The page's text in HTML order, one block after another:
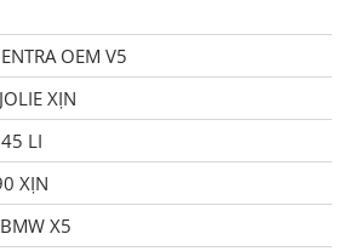
OEM V5
XỊN
LI
XỊN
X5